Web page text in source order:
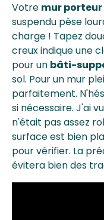
Votre mur porteur
suspendu pèse
charge ! Tapez
creux indique une
pour un bâti-
sol. Pour un mur
parfaitement.
si nécessaire. J'ai
n'était pas assez
surface est bien
pour vérifier. La
évitera bien des